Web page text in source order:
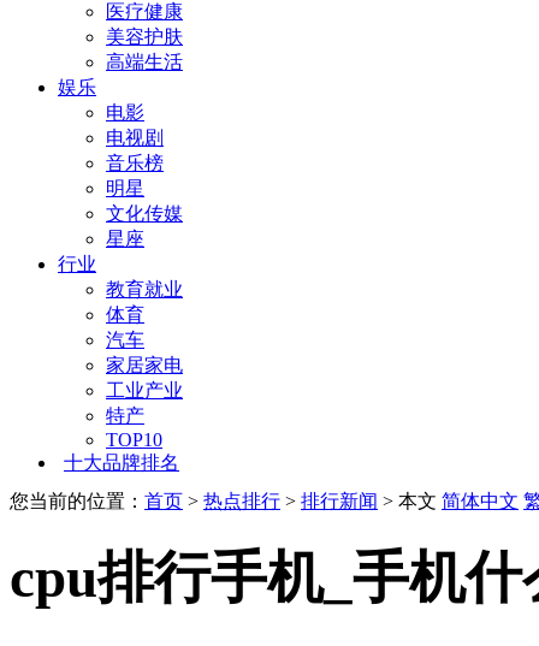
医疗健康
美容护肤
高端生活
娱乐
电影
电视剧
音乐榜
明星
文化传媒
星座
行业
教育就业
体育
汽车
家居家电
工业产业
特产
TOP10
十大品牌排名
您当前的位置： 首页 > 热点排行 > 排行新闻 > 本文 简体中文
cpu排行手机_手机